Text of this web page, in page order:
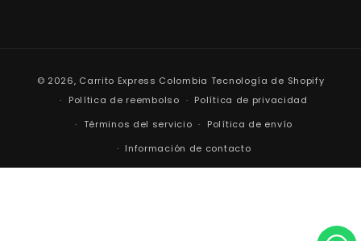
de
© 2026, Carrito Express Colombia Tecnología de Shopify
Política de reembolso
Política de privacidad
Términos del servicio
Política de envío
Información de contacto